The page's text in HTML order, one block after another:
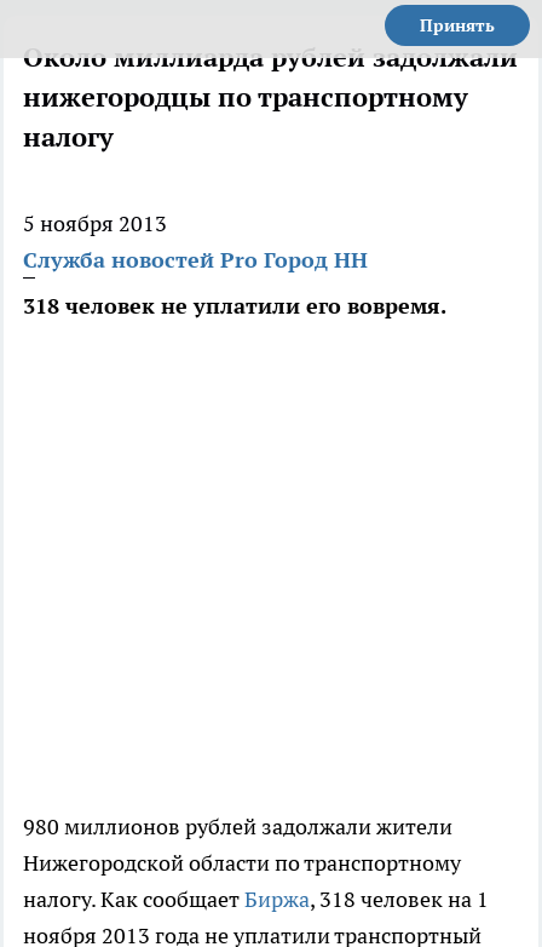
Принять
Около миллиарда рублей задолжали
нижегородцы по транспортному
налогу
5 ноября 2013
Служба новостей Pro Город НН
318 человек не уплатили его вовремя.
980 миллионов рублей задолжали жители
Нижегородской области по транспортному
налогу. Как сообщаетБиржа, 318 человек на 1
ноября 2013 года не уплатили транспортный